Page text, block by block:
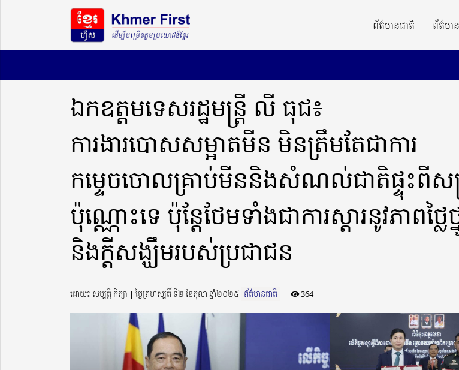
ព័ត៌មានជាតិ ព័ត៌មា
ឯកឧត្តមទេសរដ្ឋមន្រ្តី លី ធុជ៖
ការងារបោសសម្អាតមីន មិនត្រឹមតែជាការ
កម្ទេចចោលគ្រាប់មីននិងសំណល់ជាតិផ្ទុះពីសង្
ប៉ុណ្ណោះទេ ប៉ុន្តែថែមទាំងជាការស្តារនូវភាពថ្លៃថ្
និងក្តីសង្ឃឹមរបស់ប្រជាជន
ដោយ៖ សម្បត្តិ កិត្យា ​​ | ថ្ងៃព្រហស្បតិ៍ ទី២ ខែតុលា ឆ្នាំ២០២៥ ព័ត៌មានជាតិ 364